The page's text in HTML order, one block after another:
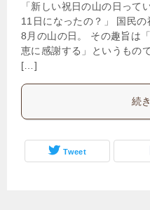
「新しい祝日の山の日って
11日になったの？」 国民
8月の山の日。 その趣旨は
恵に感謝する」というもの
[…]
続
Tweet